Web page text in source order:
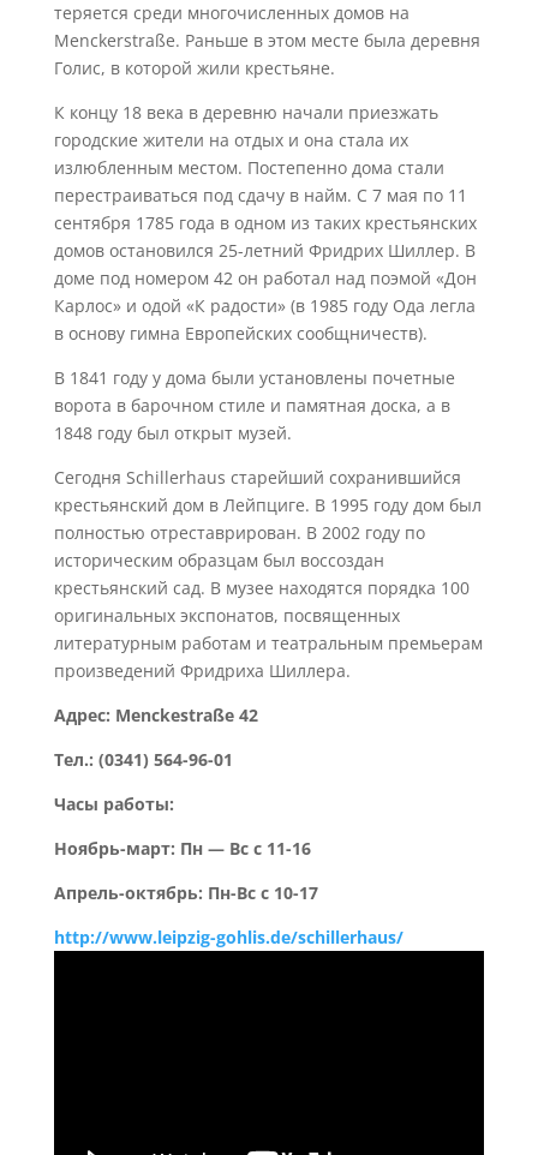
теряется среди многочисленных домов на
Menckerstraße. Раньше в этом месте была деревня
Голис, в которой жили крестьяне.
К концу 18 века в деревню начали приезжать
городские жители на отдых и она стала их
излюбленным местом. Постепенно дома стали
перестраиваться под сдачу в найм. C 7 мая по 11
сентября 1785 года в одном из таких крестьянских
домов остановился 25-летний Фридрих Шиллер. В
доме под номером 42 он работал над поэмой «Дон
Карлос» и одой «К радости» (в 1985 году Ода легла
в основу гимна Европейских сообщничеств).
В 1841 году у дома были установлены почетные
ворота в барочном стиле и памятная доска, а в
1848 году был открыт музей.
Сегодня Schillerhaus старейший сохранившийся
крестьянский дом в Лейпциге. В 1995 году дом был
полностью отреставрирован. В 2002 году по
историческим образцам был воссоздан
крестьянский сад. В музее находятся порядка 100
оригинальных экспонатов, посвященных
литературным работам и театральным премьерам
произведений Фридриха Шиллера.
Адрес: Menckestraße 42
Teл.: (0341) 564-96-01
Часы работы:
Ноябрь-март: Пн — Вс с 11-16
Апрель-октябрь: Пн-Вс с 10-17
http://www.leipzig-gohlis.de/schillerhaus/